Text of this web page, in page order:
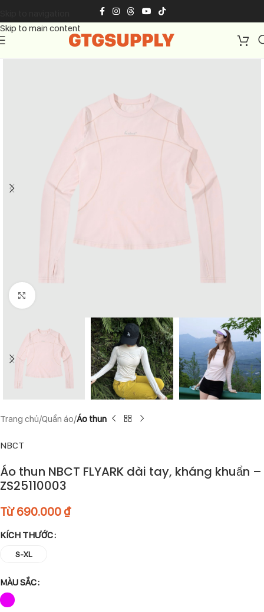
Skip to main content
Click to enlarge
Trang chủ Quần áo Áo thun
NBCT
Áo thun NBCT FLYARK dài tay, kháng khuẩn –
ZS25110003
Từ690.000 ₫
KÍCH THƯỚC
S-XL
MÀU SẮC